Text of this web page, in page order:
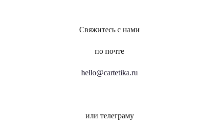
Свяжитесь с нами
по почте
hello@cartetika.ru
или телеграму